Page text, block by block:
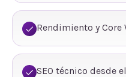
Rendimiento y Core
SEO técnico desde